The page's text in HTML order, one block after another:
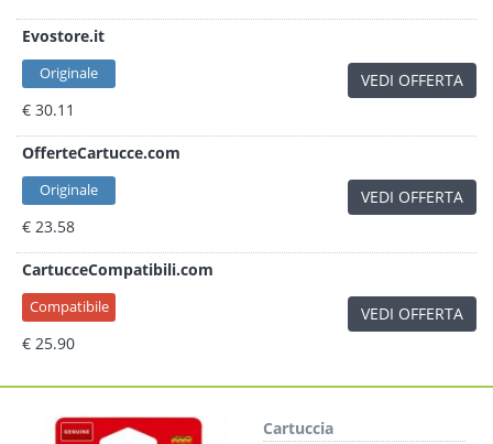
Evostore.it
Originale
€ 30.11
VEDI OFFERTA
OfferteCartucce.com
Originale
€ 23.58
VEDI OFFERTA
CartucceCompatibili.com
Compatibile
€ 25.90
VEDI OFFERTA
Cartuccia